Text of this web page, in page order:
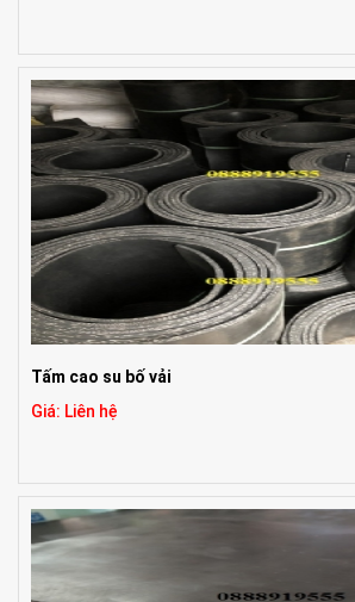
Tấm cao su bố vải
Giá: Liên hệ